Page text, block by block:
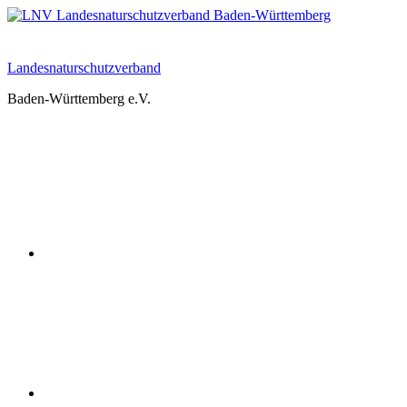
Zum
Landesnaturschutzverband
Baden-Württemberg e.V.